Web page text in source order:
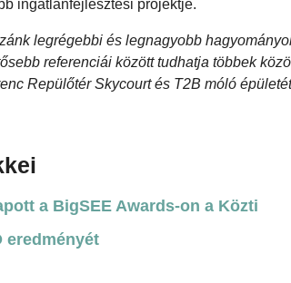
ingatlanfejlesztési projektje.
legrégebbi és legnagyobb
referenciái között tudhatja többek
Repülőtér Skycourt és T2B móló
a BigSEE Awards-on a Közti
eredményét